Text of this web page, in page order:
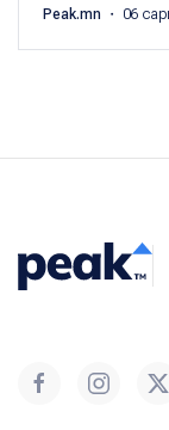
Peak.mn ・ 06